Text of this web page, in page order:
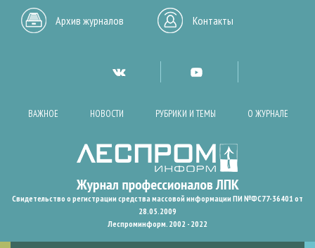
Архив журналов Контакты
ВАЖНОЕ НОВОСТИ РУБРИКИ И ТЕМЫ О ЖУРНАЛЕ
Свидетельство о регистрации средства массовой информации ПИ №ФС77-36401 от
28.05.2009
Леспроминформ. 2002 - 2022